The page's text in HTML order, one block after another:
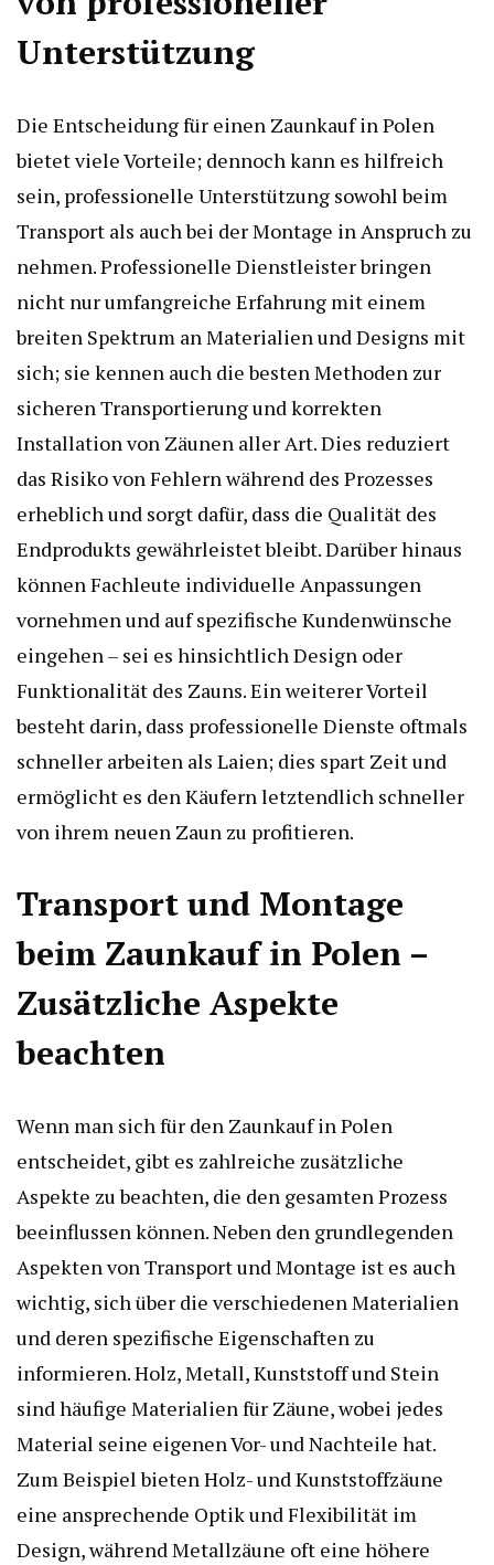
Unterstützung
Die Entscheidung für einen Zaunkauf in Polen
bietet viele Vorteile; dennoch kann es hilfreich
sein, professionelle Unterstützung sowohl beim
Transport als auch bei der Montage in Anspruch zu
nehmen. Professionelle Dienstleister bringen
nicht nur umfangreiche Erfahrung mit einem
breiten Spektrum an Materialien und Designs mit
sich; sie kennen auch die besten Methoden zur
sicheren Transportierung und korrekten
Installation von Zäunen aller Art. Dies reduziert
das Risiko von Fehlern während des Prozesses
erheblich und sorgt dafür, dass die Qualität des
Endprodukts gewährleistet bleibt. Darüber hinaus
können Fachleute individuelle Anpassungen
vornehmen und auf spezifische Kundenwünsche
eingehen – sei es hinsichtlich Design oder
Funktionalität des Zauns. Ein weiterer Vorteil
besteht darin, dass professionelle Dienste oftmals
schneller arbeiten als Laien; dies spart Zeit und
ermöglicht es den Käufern letztendlich schneller
von ihrem neuen Zaun zu profitieren.
Transport und Montage
beim Zaunkauf in Polen –
Zusätzliche Aspekte
beachten
Wenn man sich für den Zaunkauf in Polen
entscheidet, gibt es zahlreiche zusätzliche
Aspekte zu beachten, die den gesamten Prozess
beeinflussen können. Neben den grundlegenden
Aspekten von Transport und Montage ist es auch
wichtig, sich über die verschiedenen Materialien
und deren spezifische Eigenschaften zu
informieren. Holz, Metall, Kunststoff und Stein
sind häufige Materialien für Zäune, wobei jedes
Material seine eigenen Vor- und Nachteile hat.
Zum Beispiel bieten Holz- und Kunststoffzäune
eine ansprechende Optik und Flexibilität im
Design, während Metallzäune oft eine höhere